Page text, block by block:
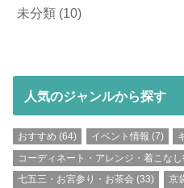
未分類 (10)
人気のジャンルから探す
おすすめ (64) イベント情報 (7)
コーディネート・アレンジ・着こな
七五三・お宮参り・お茶会 (33) 京